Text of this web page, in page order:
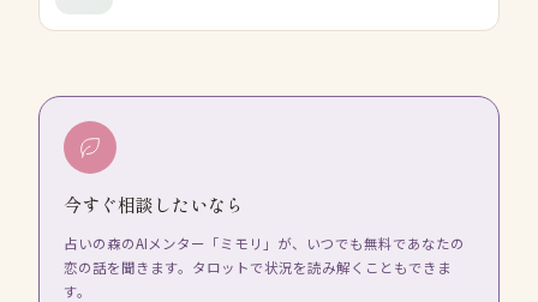
今すぐ相談したいなら
占いの森のAIメンター「ミモリ」が、いつでも無料であなたの
恋の話を聞きます。タロットで状況を読み解くこともできま
す。